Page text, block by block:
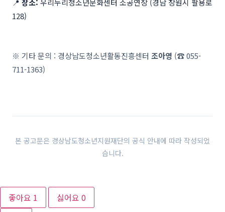
📍 장소: 우리누리청소년문화센터 소공연장 (경남 창원시 팔용로
128)
※ 기타 문의 : 경상남도청소년활동진흥센터 조아영 (☎ 055-
711-1363)
본 공고문은 경상남도청소년지원재단의 공식 안내에 따라 작성되었
습니다.
좋아요 1 싫어요 0